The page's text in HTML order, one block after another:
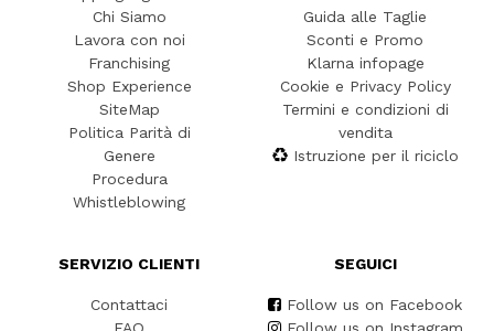
Chi Siamo
Lavora con noi
Franchising
Shop Experience
SiteMap
Politica Parità di
Genere
Procedura
Whistleblowing
Guida alle Taglie
Sconti e Promo
Klarna infopage
Cookie e Privacy Policy
Termini e condizioni di
vendita
Istruzione per il riciclo
SERVIZIO CLIENTI
Contattaci
SEGUICI
Follow us on Facebook